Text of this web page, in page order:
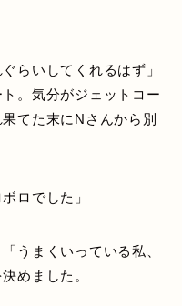
らいしてくれるはず」
。気分がジェットコー
てた末にNさんから別
ロでした」
うまくいっている私、
めました。